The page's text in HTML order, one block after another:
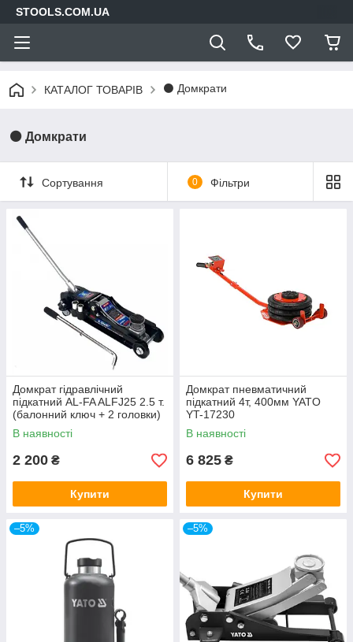
STOOLS.COM.UA
КАТАЛОГ ТОВАРІВ ⚫ Домкрати
⚫ Домкрати
Сортування 0 Фільтри
Домкрат гідравлічний
підкатний AL-FA ALFJ25 2.5 т.
(балонний ключ + 2 головки)
В наявності
2 200 ₴
Купити
Домкрат пневматичний
підкатний 4т, 400мм YATO
YT-17230
В наявності
6 825 ₴
Купити
–5% –5%